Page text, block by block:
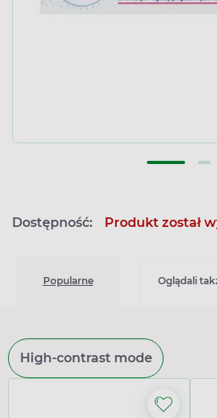
Dostępność: Produkt został
Popularne Oglądali
High-contrast mode